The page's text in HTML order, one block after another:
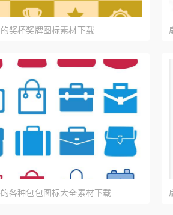
奖杯奖牌图标素材下载
各种包包图标大全素材下载